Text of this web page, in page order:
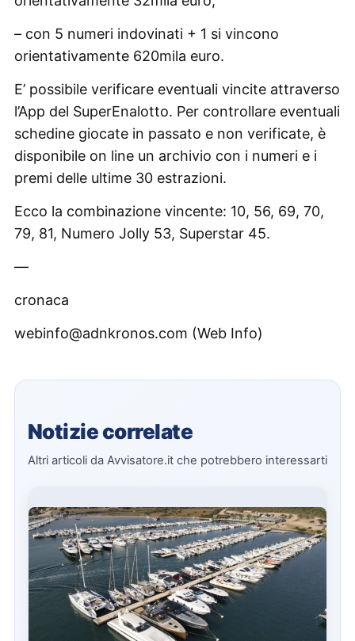
– con 5 numeri indovinati + 1 si vincono
orientativamente 620mila euro.
E’ possibile verificare eventuali vincite attraverso
l’App del SuperEnalotto. Per controllare eventuali
schedine giocate in passato e non verificate, è
disponibile on line un archivio con i numeri e i
premi delle ultime 30 estrazioni.
Ecco la combinazione vincente: 10, 56, 69, 70,
79, 81, Numero Jolly 53, Superstar 45.
—
cronaca
webinfo@adnkronos.com (Web Info)
Notizie correlate
Altri articoli da Avvisatore.it che potrebbero interessarti